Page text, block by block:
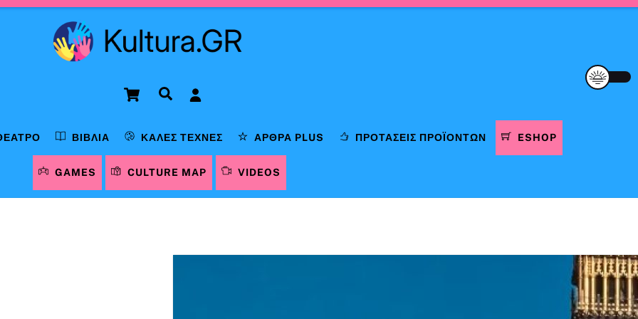
Cart Αναζήτηση
ΒΙΒΛΊΑ ΚΑΛΈΣ ΤΈΧΝΕΣ ΆΡΘΡΑ PLUS ΠΡΟΤΆΣΕΙΣ ΠΡΟΪΌΝΤΩΝ ESHOP
GAMES CULTURE MAP VIDEOS